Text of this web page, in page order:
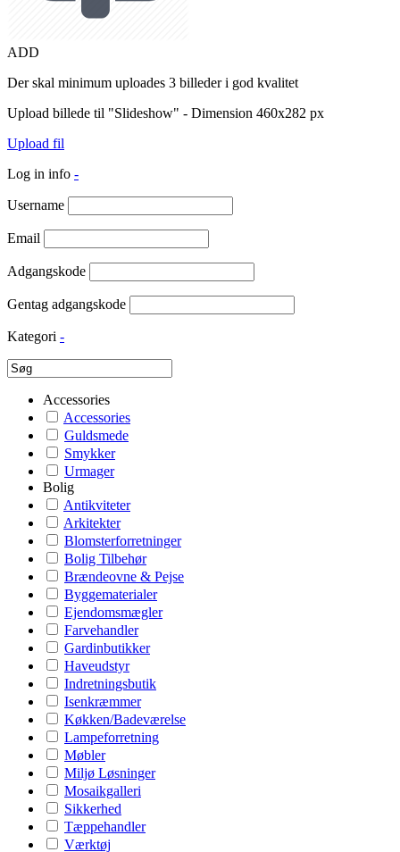
ADD
Der skal minimum uploades 3 billeder i god kvalitet
Upload billede til "Slideshow" - Dimension 460x282 px
Upload fil
Log in info -
Username
Email
Adgangskode
Gentag adgangskode
Kategori -
Accessories
Accessories
Guldsmede
Smykker
Urmager
Bolig
Antikviteter
Arkitekter
Blomsterforretninger
Bolig Tilbehør
Brændeovne & Pejse
Byggematerialer
Ejendomsmægler
Farvehandler
Gardinbutikker
Haveudstyr
Indretningsbutik
Isenkræmmer
Køkken/Badeværelse
Lampeforretning
Møbler
Miljø Løsninger
Mosaikgalleri
Sikkerhed
Tæppehandler
Værktøj